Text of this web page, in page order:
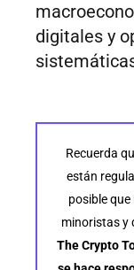
digitales y
Recuerda
están
posible
minoristas y
The Crypto